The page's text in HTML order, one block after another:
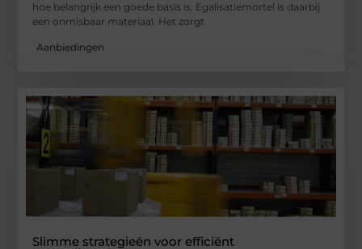
hoe belangrijk een goede basis is. Egalisatiemortel is daarbij
een onmisbaar materiaal. Het zorgt
Aanbiedingen
Slimme strategieën voor efficiënt